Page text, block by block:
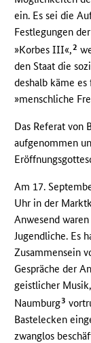
ein. Es sei die
Festlegungen
»Korbes III«,2
den Staat die
deshalb käme
»menschliche
Das Referat von
aufgenommen
Am 17.
Uhr in der
Anwesend
Jugendliche. Es
Zusammensein
Gespräche der
geistlicher
Naumburg3
Bastelecken
zwanglos